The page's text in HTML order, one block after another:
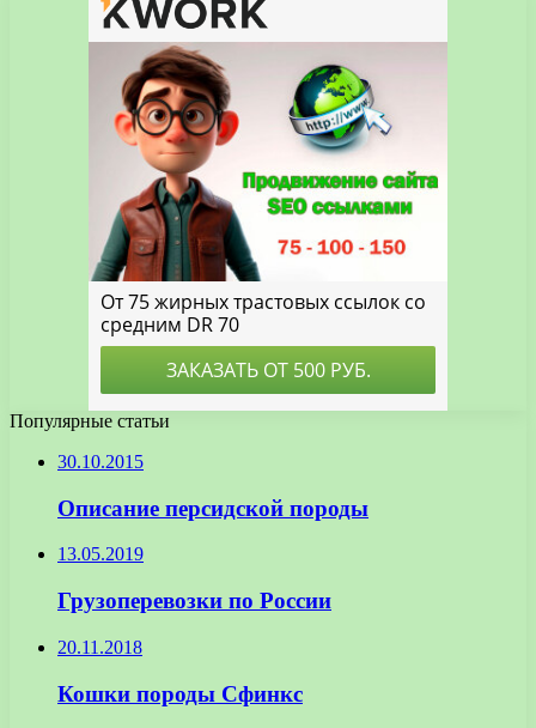
Популярные статьи
30.10.2015
Описание персидской породы
13.05.2019
Грузоперевозки по России
20.11.2018
Кошки породы Сфинкс